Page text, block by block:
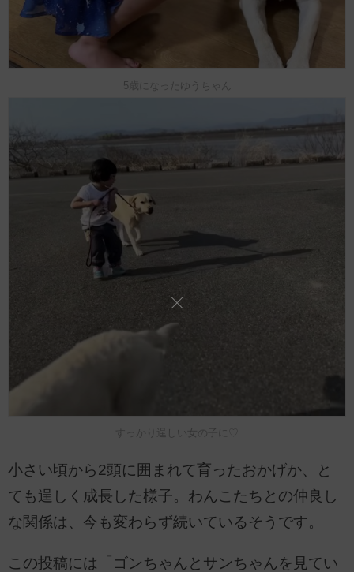
5歳になったゆうちゃん
すっかり逞しい女の子に♡
小さい頃から2頭に囲まれて育ったおかげか、と
ても逞しく成長した様子。わんこたちとの仲良し
な関係は、今も変わらず続いているそうです。
この投稿には「ゴンちゃんとサンちゃんを見てい